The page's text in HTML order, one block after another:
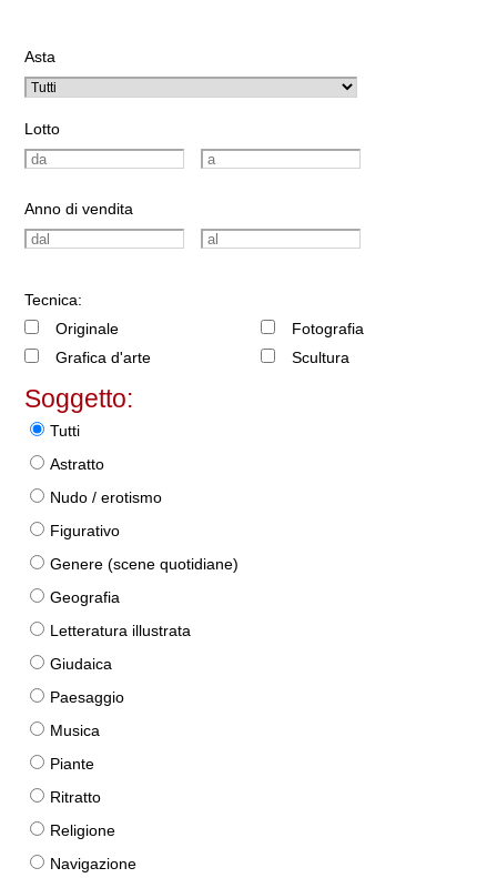
Asta
Lotto
Anno di vendita
Tecnica:
Originale
Grafica d'arte
Fotografia
Scultura
Soggetto:
Tutti
Astratto
Nudo / erotismo
Figurativo
Genere (scene quotidiane)
Geografia
Letteratura illustrata
Giudaica
Paesaggio
Musica
Piante
Ritratto
Religione
Navigazione